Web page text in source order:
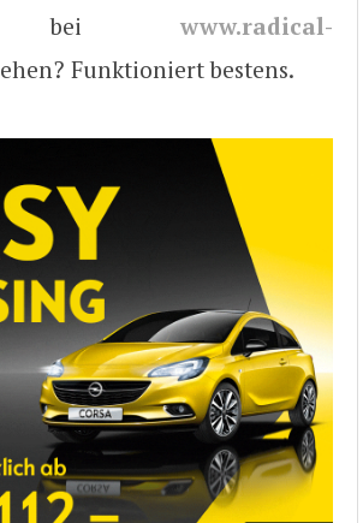
bei www.radical-
Funktioniert bestens.